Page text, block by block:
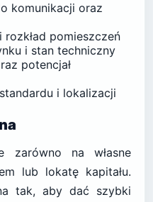
komunikacji oraz
pomieszczeń
i stan techniczny
potencjał
i lokalizacji
zarówno na własne
lub lokatę kapitału.
tak, aby dać szybki